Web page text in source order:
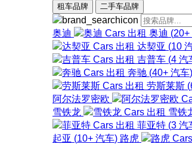
租车品牌 二手车品牌
奥迪 奥迪 (20+
达契亚 (10
吉普车 (4 汽
奔驰 (40+ 汽车)
劳斯莱斯 (
阿尔法罗密欧
雪铁龙
雪铁
菲亚特 (3 汽
起亚 (10+ 汽车) 路虎